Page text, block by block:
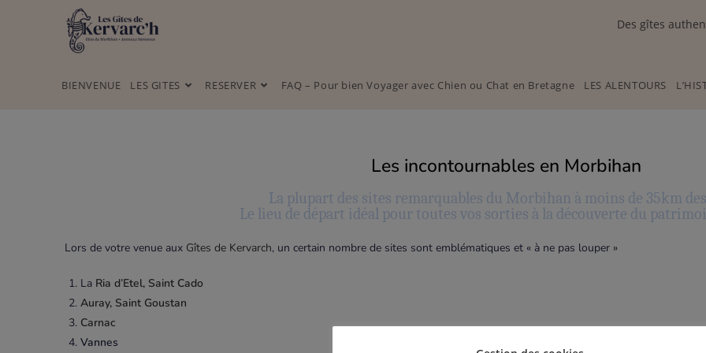
Des gîtes
BIENVENUE LES GITES RESERVER FAQ – Pour bien Voyager avec Chien ou Chat en Bretagne LES ALENTOURS
Les incontournables en Morbihan
La plupart des sites remarquables du Morbihan à moins de 35km
Le lieu de départ idéal pour toutes vos sorties à la découverte du
Lors de votre venue aux Gîtes de Kervarch, un certain nombre de sites sont emblématiques et « à ne pas louper »
La Ria d’Etel, Saint Cado
Auray, Saint Goustan
Carnac
Vannes